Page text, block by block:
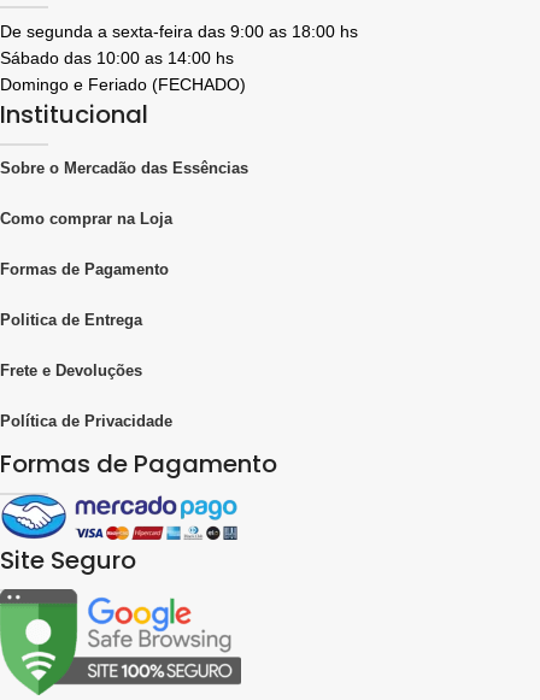
De segunda a sexta-feira das 9:00 as 18:00 hs
Sábado das 10:00 as 14:00 hs
Domingo e Feriado (FECHADO)
Institucional
Sobre o Mercadão das Essências
Como comprar na Loja
Formas de Pagamento
Politica de Entrega
Frete e Devoluções
Política de Privacidade
Formas de Pagamento
Site Seguro